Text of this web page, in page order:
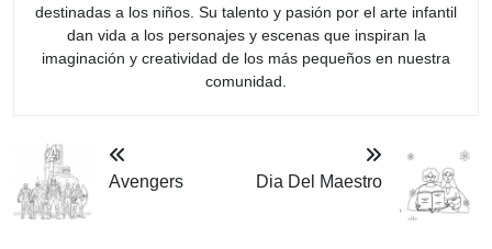
destinadas a los niños. Su talento y pasión por el arte infantil
dan vida a los personajes y escenas que inspiran la
imaginación y creatividad de los más pequeños en nuestra
comunidad.
Avengers Dia Del Maestro